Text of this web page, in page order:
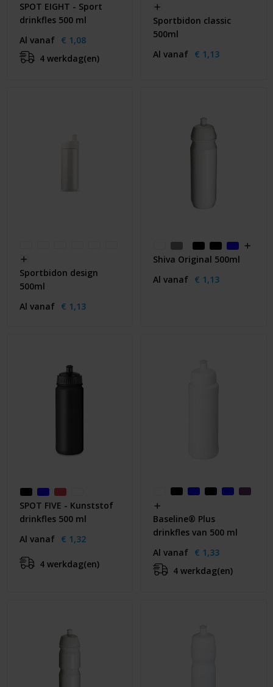
SPOT EIGHT - Sport
drinkfles 500 ml
Al vanaf € 1,08
4 werkdag(en)
Sportbidon classic
500ml
Al vanaf € 1,13
Sportbidon design
500ml
Al vanaf € 1,13
Shiva Original 500ml
Al vanaf € 1,13
SPOT FIVE - Kunststof
drinkfles 500 ml
Al vanaf € 1,32
4 werkdag(en)
Baseline® Plus
drinkfles van 500 ml
Al vanaf € 1,33
4 werkdag(en)